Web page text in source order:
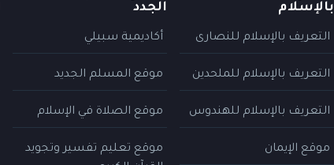
بالإسلام
التعريف بالإسلام للنصارى
التعريف بالإسلام للملحدين
التعريف بالإسلام للهندوس
موقع الإيمان
الجدد
أكاديمية سبيلي
موقع المسلم الجديد
موقع الصلاة في الإسلام
موقع تعليم تفسير وتجويد